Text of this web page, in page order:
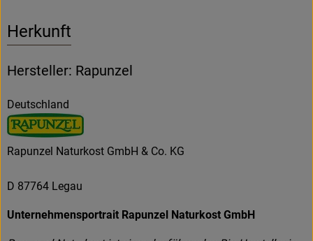
Herkunft
Hersteller: Rapunzel
Deutschland
Rapunzel Naturkost GmbH & Co. KG
D 87764 Legau
Unternehmensportrait Rapunzel Naturkost GmbH